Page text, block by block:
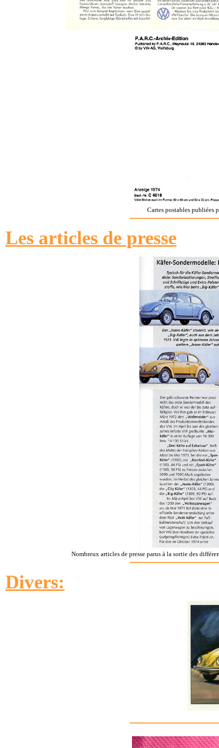
Cartes postables publiées
Les articles de presse
Nombreux articles de presse parus à la sortie des
Divers: